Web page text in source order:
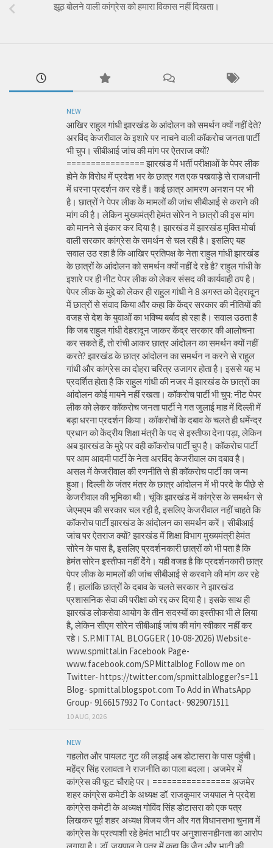
झूठ बोलने वाली कांग्रेस को हमारा विकास नहीं दिखता।
NEW
आखिर राहुल गांधी झारखंड के आंदोलन को समर्थन क्यों नहीं देते?
अरविंद केजरीवाल के इशारे पर नाचने वाली कॉकरोच जनता पार्टी
भी चुप। सीबीआई जांच की मांग पर ऐतराज क्यों?
================ झारखंड में भर्ती परीक्षाओं के पेपर लीक
होने के विरोध में प्रदेश भर के छात्र गत एक पखवाड़े से राजधानी
में धरना प्रदर्शन कर रहे हैं। कई छात्र आमरण अनशन पर भी
है। छात्रों ने पेपर लीक के मामलों की जांच सीबीआई से कराने की
मांग की है। लेकिन मुख्यमंत्री हेमंत सोरेन ने छात्रों की इस मांग
को मानने से इंकार कर दिया है। झारखंड में झारखंड मुक्ति मोर्चा
वाली सरकार कांग्रेस के समर्थन से चल रही है। इसलिए यह
सवाल उठ रहा है कि आखिर प्रतिपक्ष के नेता राहुल गांधी झारखंड
के छात्रों के आंदोलन को समर्थन क्यों नहीं दे रहे है? राहुल गांधी के
इशारे पर ही नीट पेपर लीक को लेकर संसद की कार्यवाही ठप है।
पेपर लीक के मुद्दे को लेकर ही राहुल गांधी ने 8 अगस्त को देहरादून
में छात्रों से संवाद किया और कहा कि केंद्र सरकार की नीतियों की
वजह से देश के युवाओं का भविष्य बर्बाद हो रहा है। सवाल उठता है
कि जब राहुल गांधी देहरादून जाकर केंद्र सरकार की आलोचना
कर सकते हैं, तो रांची आकर छात्र आंदोलन का समर्थन क्यों नहीं
करते? झारखंड के छात्र आंदोलन का समर्थन न करने से राहुल
गांधी और कांग्रेस का दोहरा चरित्र उजागर होता है। इससे यह भ
प्रदर्शित होता है कि राहुल गांधी की नजर में झारखंड के छात्रों का
आंदोलन कोई मायने नहीं रखता। कॉकरोच पार्टी भी चुप: नीट पेपर
लीक को लेकर कॉकरोच जनता पार्टी ने गत जुलाई माह में दिल्ली में
बड़ा धरना प्रदर्शन किया। कॉकरोचों के दबाव के चलते ही धर्मेन्द्र
प्रधान को केंद्रीय शिक्षा मंत्री के पद से इस्तीफा देना पड़ा, लेकिन
अब झारखंड के मुद्दे पर वही कॉकरोच पार्टी चुप है। कॉकरोच पार्टी
पर आम आदमी पार्टी के नेता अरविंद केजरीवाल का दबाव है।
असल में केजरीवाल की रणनीति से ही कॉकरोच पार्टी का जन्म
हुआ। दिल्ली के जंतर मंतर के छात्र आंदोलन में भी परदे के पीछे से
केजरीवाल की भूमिका थी। चूंकि झारखंड में कांग्रेस के समर्थन से
जेएमएम की सरकार चल रही है, इसलिए केजरीवाल नहीं चाहते कि
कॉकरोच पार्टी झारखंड के आंदोलन का समर्थन करें। सीबीआई
जांच पर ऐतराज क्यों? झारखंड में शिक्षा विभाग मुख्यमंत्री हेमंत
सोरेन के पास है, इसलिए प्रदर्शनकारी छात्रों को भी पता है कि
हेमंत सोरेन इस्तीफा नहीं देेंगे। यही वजह है कि प्रदर्शनकारी छात्र
पेपर लीक के मामलों की जांच सीबीआई से करवाने की मांग कर रहे
हैं। हालांकि छात्रों के दबाव के चलते सरकार ने झारखंड
प्रशासनिक सेवा की परीक्षा को रद्द कर दिया है। इसके साथ ही
झारखंड लोकसेवा आयोग के तीन सदस्यों का इस्तीफा भी ले लिया
है, लेकिन सीएम सोरेन सीबीआई जांच की मांग स्वीकार नहीं कर
रहे। S.P.MITTAL BLOGGER ( 10-08-2026) Website-
www.spmittal.in Facebook Page-
www.facebook.com/SPMittalblog Follow me on
Twitter- https://twitter.com/spmittalblogger?s=11
Blog- spmittal.blogspot.com To Add in WhatsApp
Group- 9166157932 To Contact- 9829071511
10 AUG, 2026
NEW
गहलोत और पायलट गुट की लड़ाई अब डोटासरा के पास पहुंची।
महेंद्र सिंह रलावता ने राजनीति का पाला बदला। अजमेर में
कांग्रेस की फूट चौराहे पर। ================ अजमेर
शहर कांग्रेस कमेटी के अध्यक्ष डॉ. राजकुमार जयपाल ने प्रदेश
कांग्रेस कमेटी के अध्यक्ष गोविंद सिंह डोटासरा को एक पत्र
लिखकर पूर्व शहर अध्यक्ष विजय जैन और गत विधानसभा चुनाव में
कांग्रेस के प्रत्याशी रहे हेमंत भाटी पर अनुशासनहीनता का आरोप